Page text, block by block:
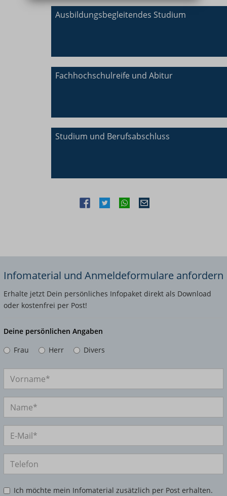
Ausbildungsbegleitendes Studium
Fachhochschulreife und Abitur
Studium und Berufsabschluss
Infomaterial und Anmeldeformulare anfordern
Erhalte jetzt Dein persönliches Infopaket direkt als Download
oder kostenfrei per Post!
Deine persönlichen Angaben
Frau
Herr Divers
Ich möchte mein Infomaterial zusätzlich per Post erhalten.